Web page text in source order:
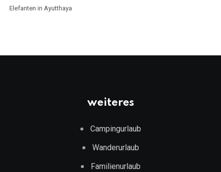
Elefanten in Ayutthaya
weiteres
Campingurlaub
Wanderurlaub
Familienurlaub